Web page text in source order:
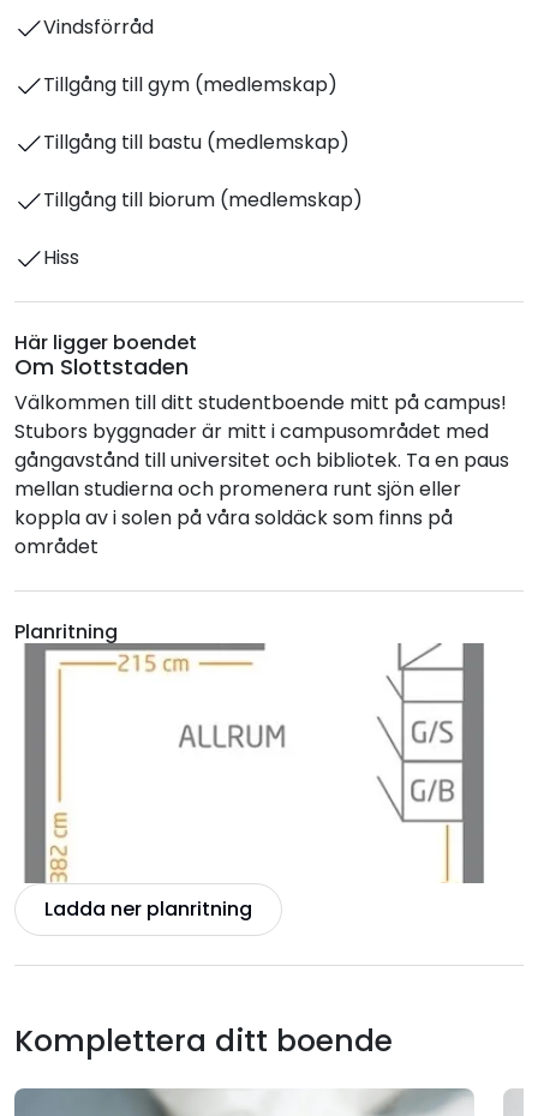
Vindsförråd
Tillgång till gym (medlemskap)
Tillgång till bastu (medlemskap)
Tillgång till biorum (medlemskap)
Hiss
Här ligger boendet
Om Slottstaden
Välkommen till ditt studentboende mitt på campus!
Stubors byggnader är mitt i campusområdet med
gångavstånd till universitet och bibliotek. Ta en paus
mellan studierna och promenera runt sjön eller
koppla av i solen på våra soldäck som finns på
området
Planritning
Ladda ner planritning
Komplettera ditt boende